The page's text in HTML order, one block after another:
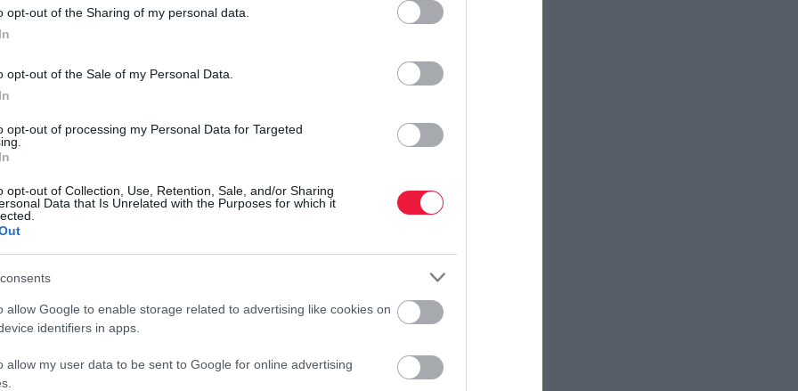
opt-out of the Sharing of my personal data.
opt-out of the Sale of my Personal Data.
opt-out of processing my Personal Data for Targeted
opt-out of Collection, Use, Retention, Sale, and/or Sharing
Data that Is Unrelated with the Purposes for which it
allow Google to enable storage related to advertising like cookies on
identifiers in apps.
allow my user data to be sent to Google for online advertising
miniszter.
forrásként a Google Keresőben!
központi számítógépes rendszerekkel felszerelt
a védelmi rendszerek érthető módon a tűzveszély
megoldáson.A szintén általuk gyártott, legújabb KISS
hogy a 2006 óta forgalomba állított FLIRT
és műszaki specifikációinál is figyelembe kell
helyzetek egyre inkább a mindennapok részévé